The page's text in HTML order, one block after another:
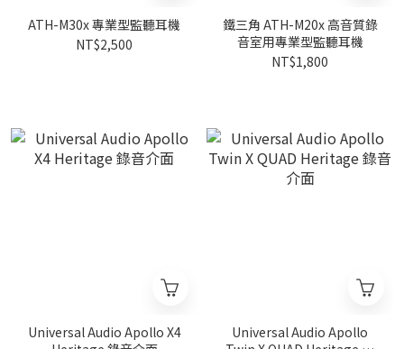
ATH-M30x 專業型監聽耳機
NT$2,500
鐵三角 ATH-M20x 高音質錄
音室用專業型監聽耳機
NT$1,800
Universal Audio Apollo X4
Universal Audio Apollo